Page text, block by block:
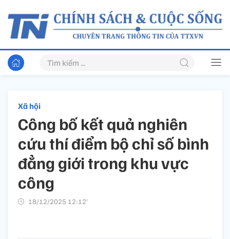
Xã hội
Công bố kết quả nghiên
cứu thí điểm bộ chỉ số bình
đẳng giới trong khu vực
công
18/12/2025 12:12’